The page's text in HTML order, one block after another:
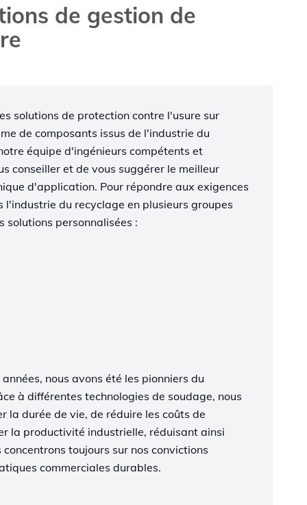
de gestion de
solutions de protection contre l'usure sur
de composants issus de l'industrie du
équipe d'ingénieurs compétents et
conseiller et de vous suggérer le meilleur
d'application. Pour répondre aux exigences
l'industrie du recyclage en plusieurs groupes
solutions personnalisées :
nous avons été les pionniers du
à différentes technologies de soudage, nous
la durée de vie, de réduire les coûts de
la productivité industrielle, réduisant ainsi
toujours sur nos convictions
commerciales durables.